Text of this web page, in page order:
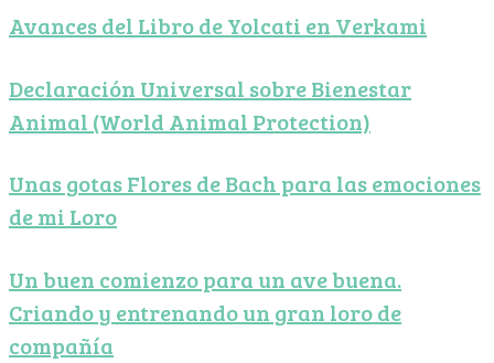
Avances del Libro de Yolcati en Verkami
Declaración Universal sobre Bienestar
Animal (World Animal Protection)
Unas gotas Flores de Bach para las emociones
de mi Loro
Un buen comienzo para un ave buena.
Criando y entrenando un gran loro de
compañía